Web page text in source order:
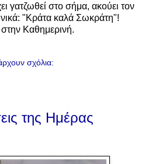
γατζωθεί στο σήμα, ακούει τον
"Κράτα καλά Σωκράτη"!
Καθημερινή.
σχόλια:
της Ημέρας